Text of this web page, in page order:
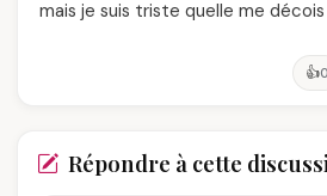
mais je suis triste quelle me
👍0
Répondre à cette